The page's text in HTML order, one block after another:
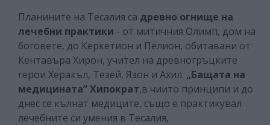
Планините на Тесалия са древно огнище на
лечебни практики - от митичния Олимп, дом на
боговете, до Керкетион и Пелион, обитавани от
Кентавъра Хирон, учител на древногръцките
герои Херакъл, Тезей, Язон и Ахил. „Бащата на
медицината” Хипократ,в чиито принципи и до
днес се кълнат медиците, също е практикувал
лечебните си умения в Тесалия,